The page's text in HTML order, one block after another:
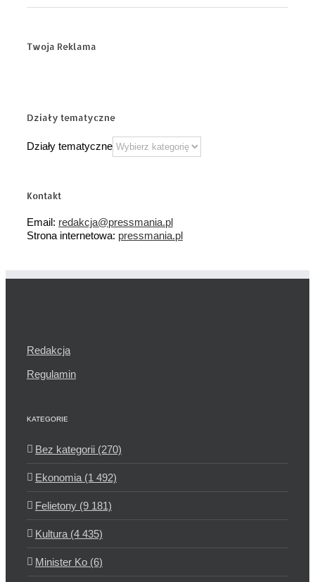
Twoja Reklama
Działy tematyczne
Działy tematyczne
Kontakt
Email: redakcja@pressmania.pl
Strona internetowa: pressmania.pl
Redakcja
Regulamin
KATEGORIE
Bez kategorii (270)
Ekonomia (1 492)
Felietony (9 181)
Kultura (4 435)
Minister Ko (6)